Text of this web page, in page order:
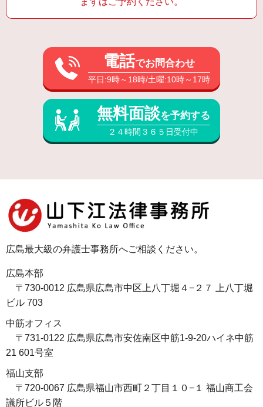
電話でお問合わせ
平日:9時～18時/土曜:10時～17時
無料面談を予約する
２４時間３６５日受付中
広島最大級の弁護士事務所へご相談ください。
広島本部
〒730-0012 広島県広島市中区上八丁堀４−２７ 上八丁堀
ビル 703
中筋オフィス
〒731-0122 広島県広島市安佐南区中筋1-9-20ハイネ中筋
21 601号室
福山支部
〒720-0067 広島県福山市西町２丁目１０−１ 福山商工会
議所ビル５階